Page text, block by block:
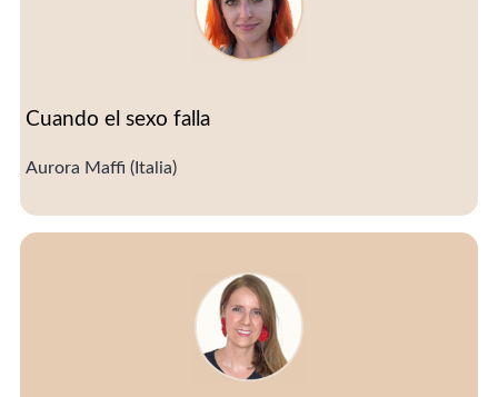
Cuando el sexo falla
Aurora Maffi (Italia)